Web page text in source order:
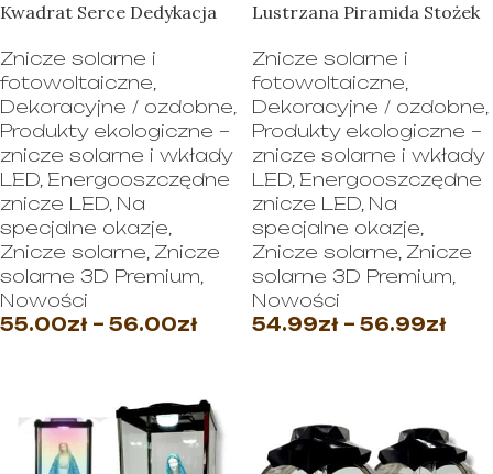
Kwadrat Serce Dedykacja
Znicze solarne i
fotowoltaiczne,
Dekoracyjne / ozdobne,
Produkty ekologiczne –
znicze solarne i wkłady
LED, Energooszczędne
znicze LED, Na
specjalne okazje,
Znicze solarne, Znicze
solarne 3D Premium,
Nowości
55.00zł – 56.00zł
Lustrzana Piramida Stożek
Znicze solarne i
fotowoltaiczne,
Dekoracyjne / ozdobne,
Produkty ekologiczne –
znicze solarne i wkłady
LED, Energooszczędne
znicze LED, Na
specjalne okazje,
Znicze solarne, Znicze
solarne 3D Premium,
Nowości
54.99zł – 56.99zł